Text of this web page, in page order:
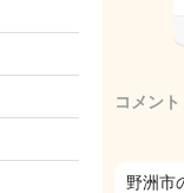
コメント
野洲市